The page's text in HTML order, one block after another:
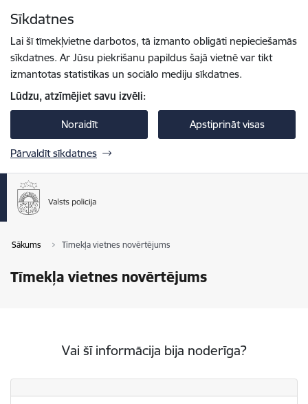
Sīkdatnes
Lai šī tīmekļvietne darbotos, tā izmanto obligāti nepieciešamās
sīkdatnes. Ar Jūsu piekrišanu papildus šajā vietnē var tikt
izmantotas statistikas un sociālo mediju sīkdatnes.
Lūdzu, atzīmējiet savu izvēli:
Noraidīt Apstiprināt visas
Pārvaldīt sīkdatnes
Sākums Tīmekļa vietnes novērtējums
Tīmekļa vietnes novērtējums
Vai šī informācija bija noderīga?
Vai šī informācija bija noderīga?